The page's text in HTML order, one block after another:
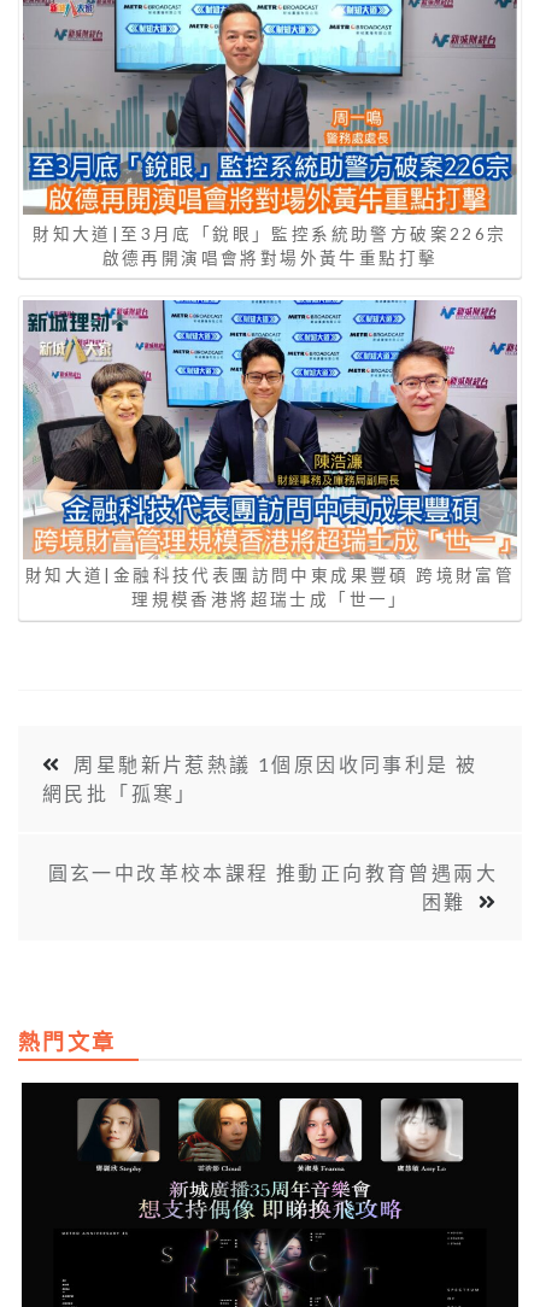
財知大道|至3月底「銳眼」監控系統助警方破案226宗
啟德再開演唱會將對場外黃牛重點打擊
財知大道|金融科技代表團訪問中東成果豐碩 跨境財富管
理規模香港將超瑞士成「世一」
周星馳新片惹熱議 1個原因收同事利是 被
網民批「孤寒」
圓玄一中改革校本課程 推動正向教育曾遇兩大
困難
熱門文章